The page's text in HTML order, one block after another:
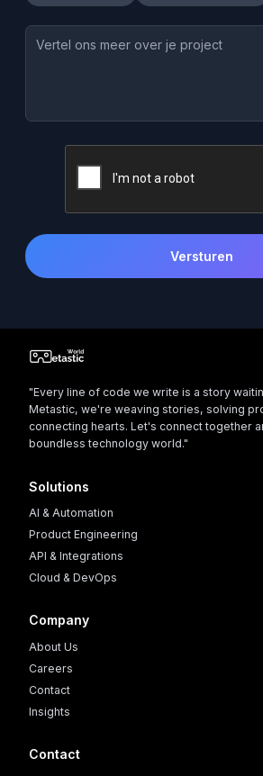
Versturen
"Every line of code we write is a story
Metastic, we're weaving stories, solving
connecting hearts. Let's connect together
boundless technology world."
Solutions
AI & Automation
Product Engineering
API & Integrations
Cloud & DevOps
Company
About Us
Careers
Contact
Insights
Contact